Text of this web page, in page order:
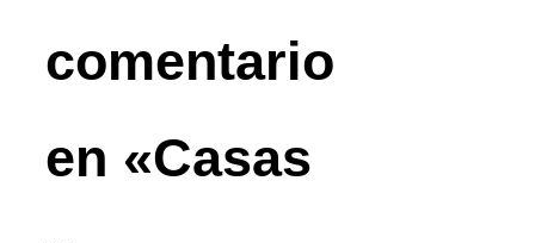
comentario
en «Casas